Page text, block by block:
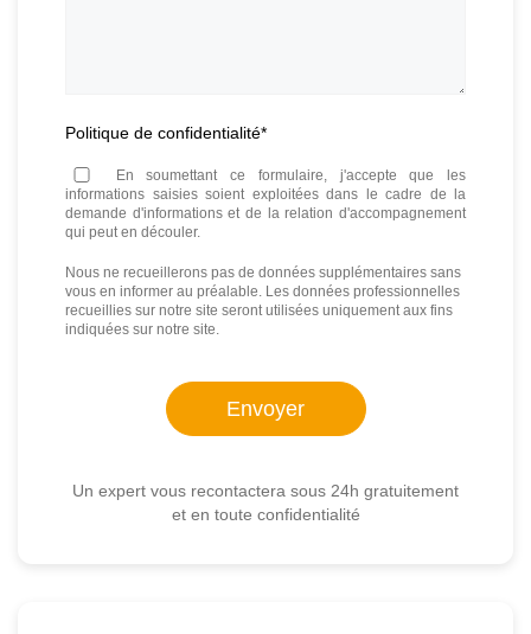
Politique de confidentialité*
En soumettant ce formulaire, j'accepte que les
informations saisies soient exploitées dans le cadre de la
demande d'informations et de la relation d'accompagnement
qui peut en découler.
Nous ne recueillerons pas de données supplémentaires sans
vous en informer au préalable. Les données professionnelles
recueillies sur notre site seront utilisées uniquement aux fins
indiquées sur notre site.
Un expert vous recontactera sous 24h gratuitement
et en toute confidentialité